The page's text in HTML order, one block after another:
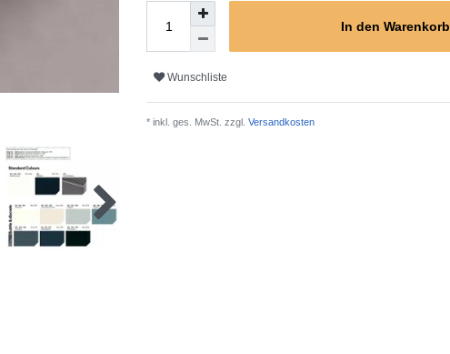
In den Warenkorb
Wunschliste
* inkl. ges. MwSt. zzgl. Versandkosten